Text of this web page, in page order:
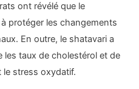
ont révélé que le
protéger les changements
En outre, le shatavari a
les taux de cholestérol et de
le stress oxydatif.